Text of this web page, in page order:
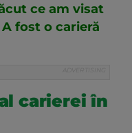
ce am visat
fost o carieră
carierei în